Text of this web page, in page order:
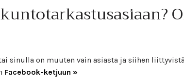
sinulla on muuten vain asiasta ja siihen
Facebook-ketjuun »